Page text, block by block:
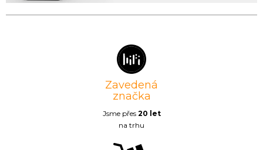
Zavedená
značka
Jsme přes 20 let
na trhu